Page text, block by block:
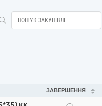
ЗАВЕРШЕННЯ